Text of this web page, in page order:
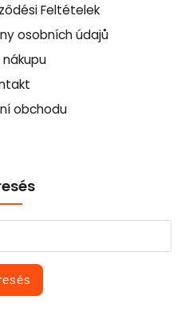
Feltételek
osobních údajů
nákupu
obchodu